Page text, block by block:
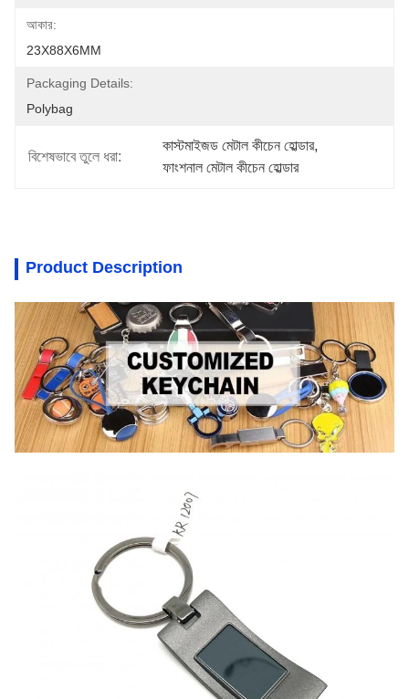
আকার:
23X88X6MM
Packaging Details:
Polybag
বিশেষভাবে তুলে ধরা:
কাস্টমাইজড মেটাল কীচেন হোল্ডার,
ফাংশনাল মেটাল কীচেন হোল্ডার
Product Description